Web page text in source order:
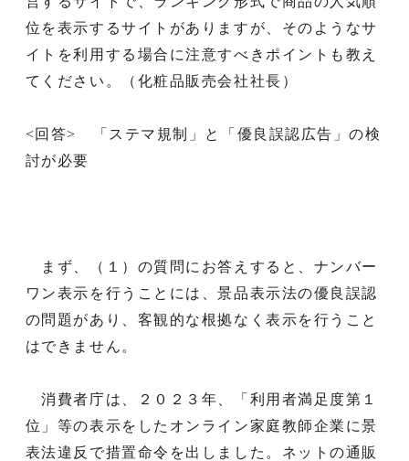
位を表示するサイトがありますが、そのようなサ
イトを利用する場合に注意すべきポイントも教え
てください。（化粧品販売会社社長）
<回答> 「ステマ規制」と「優良誤認広告」の検
討が必要
まず、（１）の質問にお答えすると、ナンバー
ワン表示を行うことには、景品表示法の優良誤認
の問題があり、客観的な根拠なく表示を行うこと
はできません。
消費者庁は、２０２３年、「利用者満足度第１
位」等の表示をしたオンライン家庭教師企業に景
表法違反で措置命令を出しました。ネットの通販